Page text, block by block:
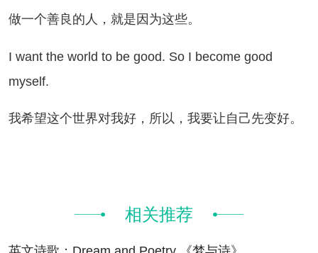
个善良的人，就是因为这些。
the world to be good. So I become good
myself.
望这个世界对我好，所以，我要让自己先变好。
相关推荐